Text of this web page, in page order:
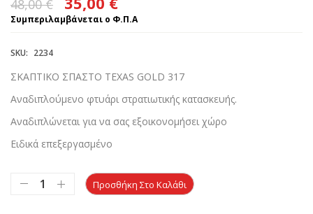
48,00€
price
τρέχουσα
35,00 €.
Συμπεριλαμβάνεται ο Φ.Π.Α
SKU: 2234
ΣΚΑΠΤΙΚΟ ΣΠΑΣΤΟ TEXAS GOLD 317
Αναδιπλούμενο φτυάρι στρατιωτικής κατασκευής.
Αναδιπλώνεται για να σας εξοικονομήσει χώρο
Ειδικά επεξεργασμένο
Προσθήκη Στο Καλάθι